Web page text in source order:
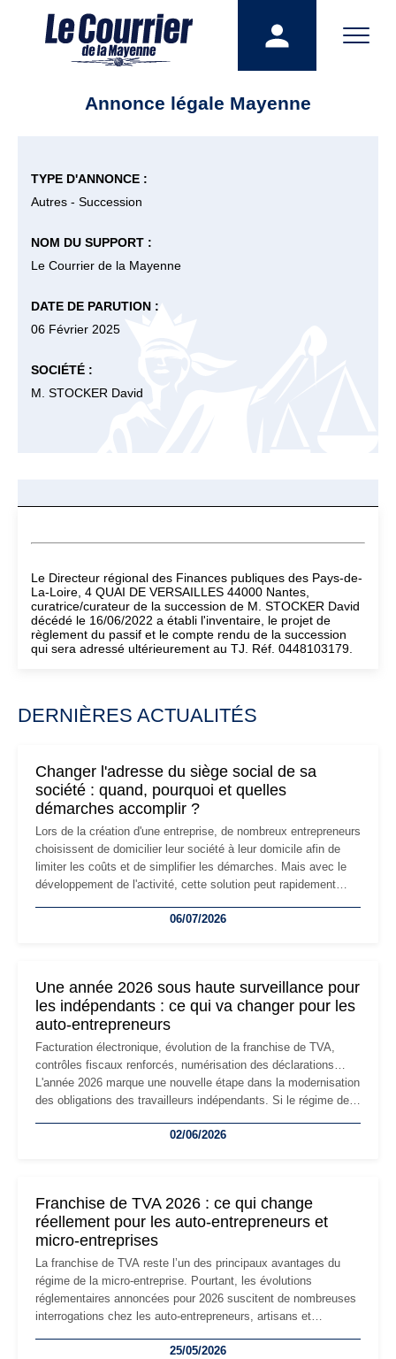
Annonce légale Mayenne
TYPE D'ANNONCE :
Autres - Succession
NOM DU SUPPORT :
Le Courrier de la Mayenne
DATE DE PARUTION :
06 Février 2025
SOCIÉTÉ :
M. STOCKER David
Le Directeur régional des Finances publiques des Pays-de-
La-Loire, 4 QUAI DE VERSAILLES 44000 Nantes,
curatrice/curateur de la succession de M. STOCKER David
décédé le 16/06/2022 a établi l'inventaire, le projet de
règlement du passif et le compte rendu de la succession
qui sera adressé ultérieurement au TJ. Réf. 0448103179.
DERNIÈRES ACTUALITÉS
Changer l'adresse du siège social de sa
société : quand, pourquoi et quelles
démarches accomplir ?
Lors de la création d'une entreprise, de nombreux entrepreneurs
choisissent de domicilier leur société à leur domicile afin de
limiter les coûts et de simplifier les démarches. Mais avec le
développement de l'activité, cette solution peut rapidement
professionnels, recrutement, image de marque… Le
06/07/2026
Une année 2026 sous haute surveillance pour
les indépendants : ce qui va changer pour les
auto-entrepreneurs
Facturation électronique, évolution de la franchise de TVA,
contrôles fiscaux renforcés, numérisation des déclarations…
L'année 2026 marque une nouvelle étape dans la modernisation
des obligations des travailleurs indépendants. Si le régime de
les auto-entrepreneurs devront s'adapter à un environnement
02/06/2026
Franchise de TVA 2026 : ce qui change
réellement pour les auto-entrepreneurs et
micro-entreprises
La franchise de TVA reste l’un des principaux avantages du
régime de la micro-entreprise. Pourtant, les évolutions
réglementaires annoncées pour 2026 suscitent de nombreuses
interrogations chez les auto-entrepreneurs, artisans et
facturation ou risque de bascule vers la TVA : les règles
25/05/2026